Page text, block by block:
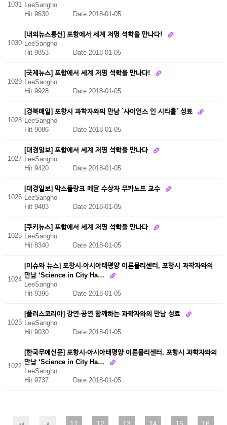
1031 LeeSangho
Hit 9630
Date 2018-01-05
1030
[내외뉴스통신] 포항에서 세계 저명 석학을 만나다!
LeeSangho
Hit 9853
Date 2018-01-05
1029
[국제뉴스] 포항에서 세계 저명 석학을 만나다!
LeeSangho
Hit 9928
Date 2018-01-05
1028
[경북매일] 포항시 과학자와의 만남 `사이언스 인 시티홀` 성료
LeeSangho
Hit 9086
Date 2018-01-05
1027
[대경일보] 포항에서 세계 저명 석학을 만나다
LeeSangho
Hit 9420
Date 2018-01-05
1026
[대경일보] 막스플랑크 메달 수상자 무카노프 교수
LeeSangho
Hit 9483
Date 2018-01-05
1025
[쿠키뉴스] 포항에서 세계 저명 석학을 만나다
LeeSangho
Hit 8340
Date 2018-01-05
1024
[이슈와 뉴스] 포항시-아시아태평양 이론물리센터, 포항시 과학자와의
만남 ‘Science in City Ha…
LeeSangho
Hit 9396 Date 2018-01-05
1023
[플러스코리아] 강연·공연 함께하는 과학자와의 만남 성료
LeeSangho
Hit 9030
Date 2018-01-05
1022
[한국무예신문] 포항시-아시아태평양 이론물리센터, 포항시 과학자와의
만남 ‘Science in City Ha…
LeeSangho
Hit 9737 Date 2018-01-05